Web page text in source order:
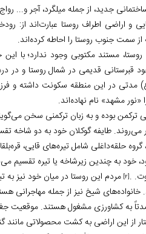
جدید، از جمله میلگرد، آجر و...
و اراضی اطراف روستا عبارت‌اند از:
از سمت جنوب روستا را احاطه کرده‌اند.
مستند مکتوبی وجود ندارد؛ با
قبرستانی قدیمی در شمال روستا و
مدتی در این منطقه سکونت داشته و
مشهد» نام نهاده‌اند.
ترکمن بوده و به زبان ترکمنی سخن
می‌روند. طایفه گوکلان خود به دو شاخه
حلقه‌داغلی شامل تیره‌های قایی،
خود به چندین زیرشاخه یا تیره تقسیم
.
[2]
مردم این روستا در میان خود نیز
شیخ نیز از جمله مهاجرانی
به کشاورزی مشغول هستند. موقعیت